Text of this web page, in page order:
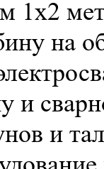
1x2
на
и
и